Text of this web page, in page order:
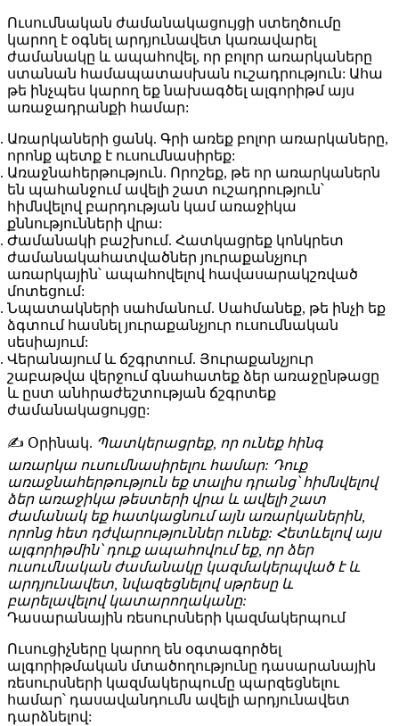
Ուսումնական ժամանակացույցի ստեղծումը
կարող է օգնել արդյունավետ կառավարել
ժամանակը և ապահովել, որ բոլոր առարկաները
ստանան համապատասխան ուշադրություն: Ահա
թե ինչպես կարող եք նախագծել ալգորիթմ այս
առաջադրանքի համար:
Առարկաների ցանկ. Գրի առեք բոլոր առարկաները,
որոնք պետք է ուսումնասիրեք:
Առաջնահերթություն. Որոշեք, թե որ առարկաներն
են պահանջում ավելի շատ ուշադրություն՝
հիմնվելով բարդության կամ առաջիկա
քննությունների վրա:
Ժամանակի բաշխում. Հատկացրեք կոնկրետ
ժամանակահատվածներ յուրաքանչյուր
առարկային՝ ապահովելով հավասարակշռված
մոտեցում:
Նպատակների սահմանում. Սահմանեք, թե ինչի եք
ձգտում հասնել յուրաքանչյուր ուսումնական
սեսիայում:
Վերանայում և ճշգրտում. Յուրաքանչյուր
շաբաթվա վերջում գնահատեք ձեր առաջընթացը
և ըստ անհրաժեշտության ճշգրտեք
ժամանակացույցը:
✍️ Օրինակ. Պատկերացրեք, որ ունեք հինգ
առարկա ուսումնասիրելու համար: Դուք
առաջնահերթություն եք տալիս դրանց՝ հիմնվելով
ձեր առաջիկա թեստերի վրա և ավելի շատ
ժամանակ եք հատկացնում այն առարկաներին,
որոնց հետ դժվարություններ ունեք: Հետևելով այս
ալգորիթմին՝ դուք ապահովում եք, որ ձեր
ուսումնական ժամանակը կազմակերպված է և
արդյունավետ, նվազեցնելով սթրեսը և
բարելավելով կատարողականը:
Դասարանային ռեսուրսների կազմակերպում
Ուսուցիչները կարող են օգտագործել
ալգորիթմական մտածողությունը դասարանային
ռեսուրսների կազմակերպումը պարզեցնելու
համար՝ դասավանդումն ավելի արդյունավետ
դարձնելով: